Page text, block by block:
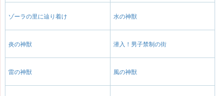
ゾーラの里に辿り着け 水の神獣
炎の神獣 潜入！男子禁制の街
雷の神獣 風の神獣